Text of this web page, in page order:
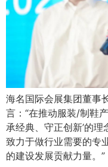
海名国际会展集团董事
言：“在推动服装/制鞋
承经典、守正创新’的
致力于做行业需要的专
的建设发展贡献力量。”